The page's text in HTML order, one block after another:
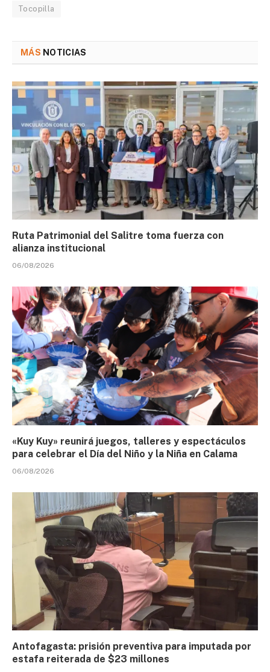
Tocopilla
MÁS NOTICIAS
Ruta Patrimonial del Salitre toma fuerza con
alianza institucional
06/08/2026
«Kuy Kuy» reunirá juegos, talleres y espectáculos
para celebrar el Día del Niño y la Niña en Calama
06/08/2026
Antofagasta: prisión preventiva para imputada por
estafa reiterada de $23 millones